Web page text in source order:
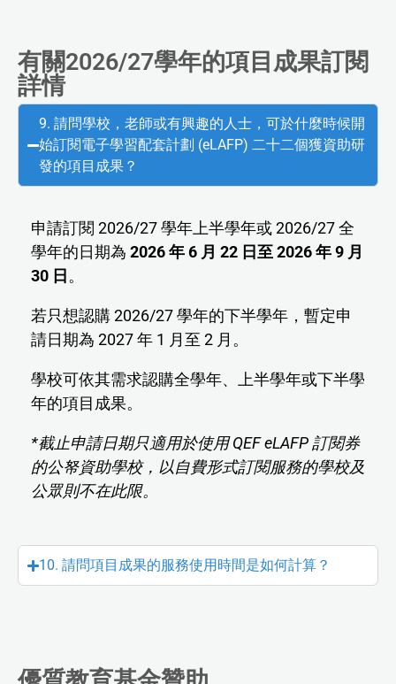
有關2026/27學年的項目成果訂閱
詳情
9. 請問學校，老師或有興趣的人士，可於什麼時候開
始訂閱電子學習配套計劃 (eLAFP) 二十二個獲資助研
發的項目成果？
申請訂閱 2026/27 學年上半學年或 2026/27 全
學年的日期為 2026 年 6 月 22 日至 2026 年 9 月
30 日 。
若只想認購 2026/27 學年的下半學年，暫定申
請日期為 2027 年 1 月至 2 月。
學校可依其需求認購全學年、上半學年或下半學
年的項目成果。
*截止申請日期只適用於使用 QEF eLAFP 訂閱券
的公帑資助學校，以自費形式訂閱服務的學校及
公眾則不在此限。
10. 請問項目成果的服務使用時間是如何計算？